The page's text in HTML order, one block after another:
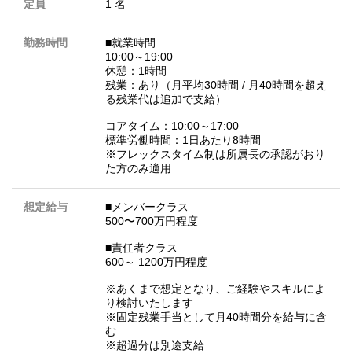
定員 1 名
勤務時間
■就業時間
10:00～19:00
休憩：1時間
残業：あり（月平均30時間 / 月40時間を超え
る残業代は追加で支給）
コアタイム：10:00～17:00
標準労働時間：1日あたり8時間
※フレックスタイム制は所属長の承認がおり
た方のみ適用
想定給与
■メンバークラス
500〜700万円程度
■責任者クラス
600～ 1200万円程度
※あくまで想定となり、ご経験やスキルによ
り検討いたします
※固定残業手当として月40時間分を給与に含
む
※超過分は別途支給